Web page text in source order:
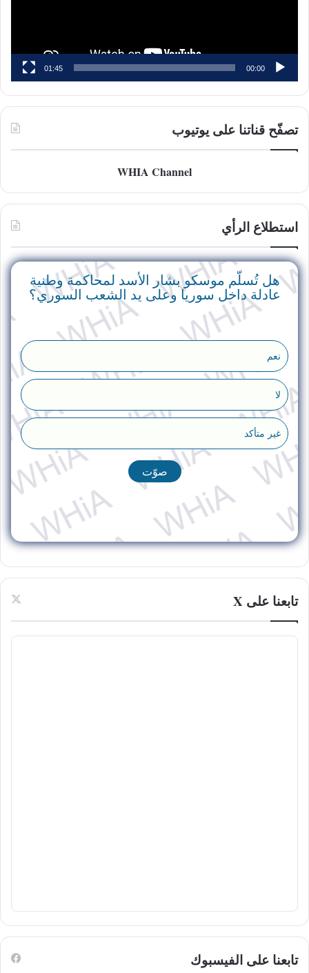
00:00
01:45
تصفّح قناتنا على يوتيوب
WHIA Channel
استطلاع الرأي
هل تُسلّم موسكو بشار الأسد لمحاكمة وطنية
عادلة داخل سوريا وعلى يد الشعب السوري؟
نعم
لا
غير متأكد
تابعنا على X
تابعنا على الفيسبوك